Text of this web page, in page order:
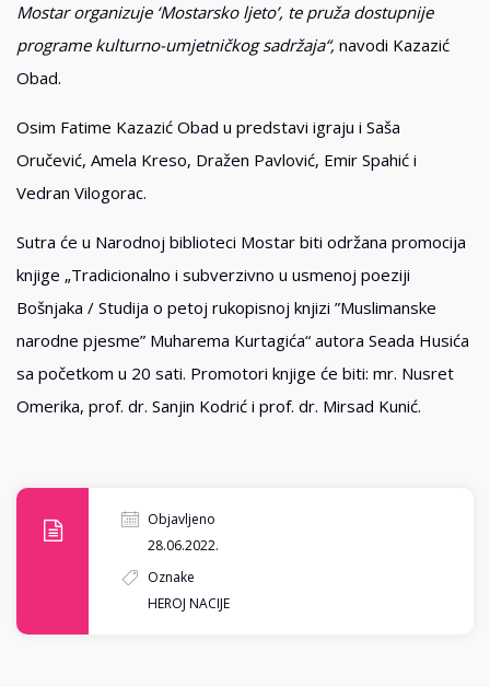
Mostar organizuje ‘Mostarsko ljeto’, te pruža dostupnije
programe kulturno-umjetničkog sadržaja“, navodi Kazazić
Obad.
Osim Fatime Kazazić Obad u predstavi igraju i Saša
Oručević, Amela Kreso, Dražen Pavlović, Emir Spahić i
Vedran Vilogorac.
Sutra će u Narodnoj biblioteci Mostar biti održana promocija
knjige „Tradicionalno i subverzivno u usmenoj poeziji
Bošnjaka / Studija o petoj rukopisnoj knjizi ”Muslimanske
narodne pjesme” Muharema Kurtagića“ autora Seada Husića
sa početkom u 20 sati. Promotori knjige će biti: mr. Nusret
Omerika, prof. dr. Sanjin Kodrić i prof. dr. Mirsad Kunić.
Objavljeno
28.06.2022.
Oznake
HEROJ NACIJE